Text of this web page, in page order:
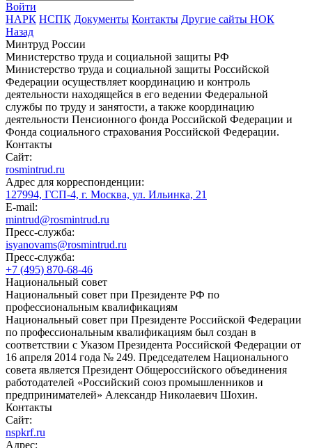
Войти
НАРК НСПК Документы Контакты Другие сайты НОК
Назад
Минтруд России
Министерство труда и социальной защиты РФ
Министерство труда и социальной защиты Российской
Федерации осуществляет координацию и контроль
деятельности находящейся в его ведении Федеральной
службы по труду и занятости, а также координацию
деятельности Пенсионного фонда Российской Федерации и
Фонда социального страхования Российской Федерации.
Контакты
Сайт:
rosmintrud.ru
Адрес для корреспонденции:
127994, ГСП-4, г. Москва, ул. Ильинка, 21
E-mail:
mintrud@rosmintrud.ru
Пресс-служба:
isyanovams@rosmintrud.ru
Пресс-служба:
+7 (495) 870-68-46
Национальный совет
Национальный совет при Президенте РФ по
профессиональным квалификациям
Национальный совет при Президенте Российской Федерации
по профессиональным квалификациям был создан в
соответствии с Указом Президента Российской Федерации от
16 апреля 2014 года № 249. Председателем Национального
совета является Президент Общероссийского объединения
работодателей «Российский союз промышленников и
предпринимателей» Александр Николаевич Шохин.
Контакты
Сайт:
nspkrf.ru
Адрес: